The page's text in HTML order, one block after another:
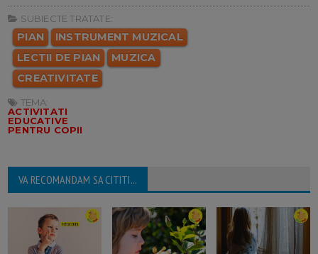
SUBIECTE TRATATE:
PIAN
INSTRUMENT MUZICAL
LECTII DE PIAN
MUZICA
CREATIVITATE
TEMA:
ACTIVITATI
EDUCATIVE
PENTRU COPII
VA RECOMANDAM SA CITITI...